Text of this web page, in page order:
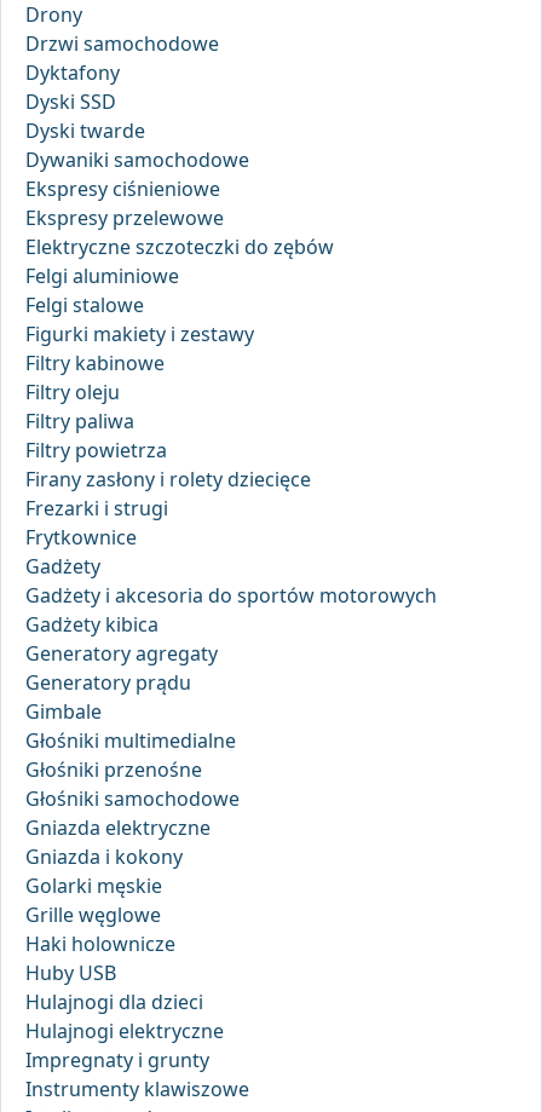
Drony
Drzwi samochodowe
Dyktafony
Dyski SSD
Dyski twarde
Dywaniki samochodowe
Ekspresy ciśnieniowe
Ekspresy przelewowe
Elektryczne szczoteczki do zębów
Felgi aluminiowe
Felgi stalowe
Figurki makiety i zestawy
Filtry kabinowe
Filtry oleju
Filtry paliwa
Filtry powietrza
Firany zasłony i rolety dziecięce
Frezarki i strugi
Frytkownice
Gadżety
Gadżety i akcesoria do sportów motorowych
Gadżety kibica
Generatory agregaty
Generatory prądu
Gimbale
Głośniki multimedialne
Głośniki przenośne
Głośniki samochodowe
Gniazda elektryczne
Gniazda i kokony
Golarki męskie
Grille węglowe
Haki holownicze
Huby USB
Hulajnogi dla dzieci
Hulajnogi elektryczne
Impregnaty i grunty
Instrumenty klawiszowe